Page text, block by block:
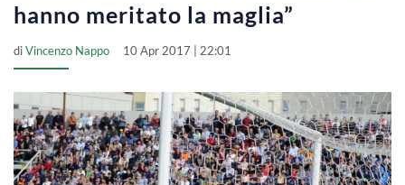
hanno meritato la maglia”
diVincenzo Nappo 10 Apr 2017 | 22:01